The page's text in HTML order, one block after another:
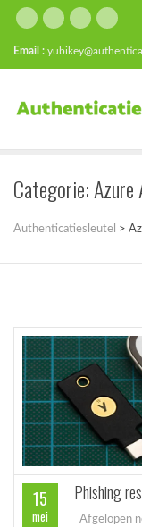
Email :
Categorie:Azure
Authenticatiesleutel >
15
mei
Phishing
Afgelopen